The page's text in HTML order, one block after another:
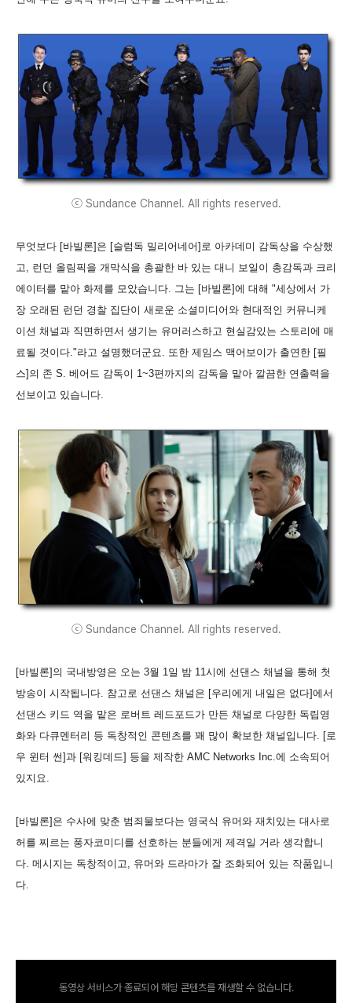
ⓒ Sundance Channel. All rights reserved.
무엇보다 [바빌론]은 [슬럼독 밀리어네어]로 아카데미 감독상을 수상했
고, 런던 올림픽을 개막식을 총괄한 바 있는 대니 보일이 총감독과 크리
에이터를 맡아 화제를 모았습니다. 그는 [바빌론]에 대해 "세상에서 가
장 오래된 런던 경찰 집단이 새로운 소셜미디어와 현대적인 커뮤니케
이션 채널과 직면하면서 생기는 유머러스하고 현실감있는 스토리에 매
료될 것이다."라고 설명했더군요. 또한 제임스 맥어보이가 출연한 [필
스]의 존 S. 베어드 감독이 1~3편까지의 감독을 맡아 깔끔한 연출력을
선보이고 있습니다.
ⓒ Sundance Channel. All rights reserved.
[바빌론]의 국내방영은 오는 3월 1일 밤 11시에 선댄스 채널을 통해 첫
방송이 시작됩니다. 참고로 선댄스 채널은 [우리에게 내일은 없다]에서
선댄스 키드 역을 맡은 로버트 레드포드가 만든 채널로 다양한 독립영
화와 다큐멘터리 등 독창적인 콘텐츠를 꽤 많이 확보한 채널입니다. [로
우 윈터 썬]과 [워킹데드] 등을 제작한 AMC Networks Inc.에 소속되어
있지요.
[바빌론]은 수사에 맞춘 범죄물보다는 영국식 유머와 재치있는 대사로
허를 찌르는 풍자코미디를 선호하는 분들에게 제격일 거라 생각합니
다. 메시지는 독창적이고, 유머와 드라마가 잘 조화되어 있는 작품입니
다.
동영상 서비스가 종료되어 해당 콘텐츠를 재생할 수 없습니다.